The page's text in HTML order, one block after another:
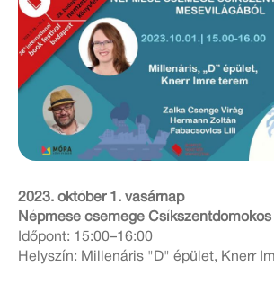
2023. október 1. vasárnap
Népmese csemege
Időpont: 15:00–16:00
Helyszín: Millenáris "D" épület, Knerr